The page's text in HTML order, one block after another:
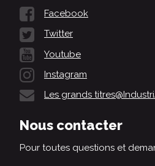
Facebook
Twitter
Youtube
Instagram
Les grands
Nous contacter
Pour toutes questions et